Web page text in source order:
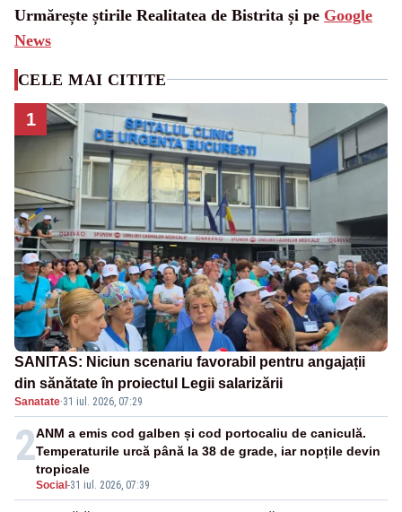
Urmărește știrile Realitatea de Bistrita și pe Google
News
CELE MAI CITITE
1
SANITAS: Niciun scenariu favorabil pentru angajații
din sănătate în proiectul Legii salarizării
Sanatate·31 iul. 2026, 07:29
2
Social -31 iul. 2026, 07:39
ANM a emis cod galben și cod portocaliu de caniculă.
Temperaturile urcă până la 38 de grade, iar nopțile devin
tropicale